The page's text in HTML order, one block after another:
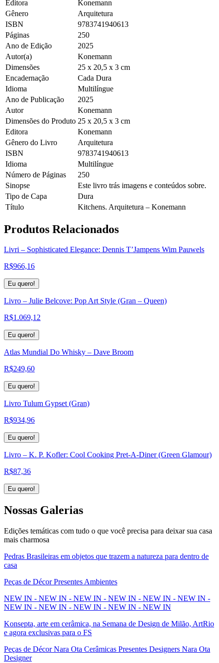
Editora
Konemann
Gênero
Arquitetura
ISBN
9783741940613
Páginas
250
Ano de Edição
2025
Autor(a)
Konemann
Dimensões
25 x 20,5 x 3 cm
Encadernação
Cada Dura
Idioma
Multilíngue
Ano de Publicação
2025
Autor
Konemann
Dimensões do Produto 25 x 20,5 x 3 cm
Editora
Konemann
Gênero do Livro
Arquitetura
ISBN
9783741940613
Idioma
Multilíngue
Número de Páginas
250
Sinopse
Este livro trás imagens e conteúdos sobre.
Tipo de Capa
Dura
Título
Kitchens. Arquitetura – Konemann
Produtos Relacionados
Livri – Sophisticated Elegance: Dennis T’Jampens Wim Pauwels
R$966,16
Eu quero!
Livro – Julie Belcove: Pop Art Style (Gran – Queen)
R$1.069,12
Eu quero!
Atlas Mundial Do Whisky – Dave Broom
R$249,60
Eu quero!
Livro Tulum Gypset (Gran)
R$934,96
Eu quero!
Livro – K. P. Kofler: Cool Cooking Pret-A-Diner (Green Glamour)
R$87,36
Eu quero!
Nossas Galerias
Edições temáticas com tudo o que você precisa para deixar sua casa
mais charmosa
Pedras Brasileiras em objetos que trazem a natureza para dentro de
casa
Peças de Décor Presentes Ambientes
NEW IN - NEW IN - NEW IN - NEW IN - NEW IN - NEW IN -
NEW IN - NEW IN - NEW IN - NEW IN - NEW IN
Konsepta, arte em cerâmica, na Semana de Design de Milão, ArtRio
e agora exclusivas para o FS
Peças de Décor Nara Ota Cerâmicas Presentes Designers Nara Ota
Designer